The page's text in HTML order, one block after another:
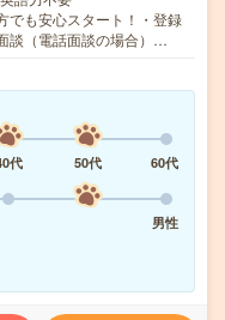
でも安心スタート！・登録
談（電話面談の場合）…
代 50代
60代
男性